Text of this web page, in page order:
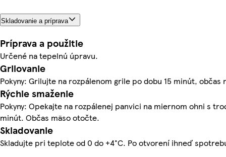
Skladovanie a príprava
Príprava a použitie
Určené na tepelnú úpravu.
Grilovanie
Pokyny: Grilujte na rozpálenom grile po dobu 15 minút, občas
Rýchle smaženie
Pokyny: Opekajte na rozpálenej panvici na miernom ohni s
minút. Občas mäso otočte.
Skladovanie
Skladujte pri teplote od 0 do +4°C. Po otvorení ihneď